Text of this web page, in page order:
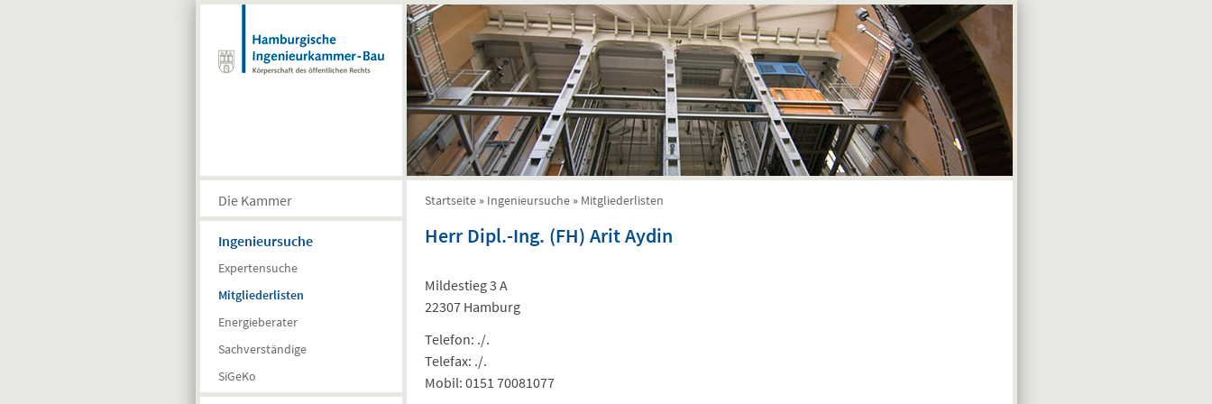
Die Kammer
Ingenieursuche
Expertensuche
Mitgliederlisten
Energieberater
Sachverständige
SiGeKo
Sie sind hier
Startseite » Ingenieursuche » Mitgliederlisten
Herr Dipl.-Ing. (FH) Arit Aydin
Mildestieg 3 A
22307 Hamburg
Telefon: ./.
Telefax: ./.
Mobil: 0151 70081077